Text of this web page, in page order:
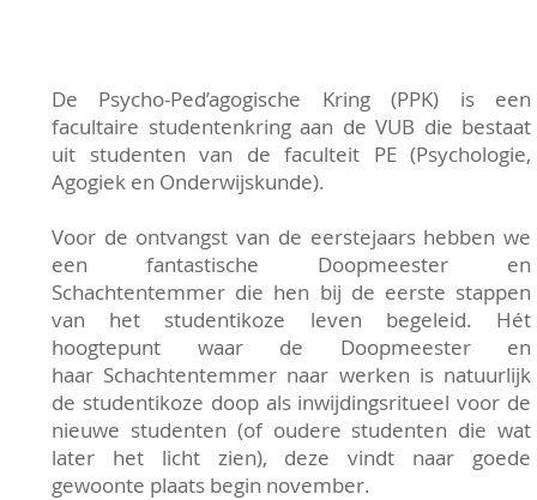
De Psycho-Ped’agogische Kring (PPK) is een
facultaire studentenkring aan de VUB die bestaat
uit studenten van de faculteit PE (Psychologie,
Agogiek en Onderwijskunde).
Voor de ontvangst van de eerstejaars hebben we
een fantastische Doopmeester en
Schachtentemmer die hen bij de eerste stappen
van het studentikoze leven begeleid. Hét
hoogtepunt waar de Doopmeester en
haar Schachtentemmer naar werken is natuurlijk
de studentikoze doop als inwijdingsritueel voor de
nieuwe studenten (of oudere studenten die wat
later het licht zien), deze vindt naar goede
gewoonte plaats begin november.